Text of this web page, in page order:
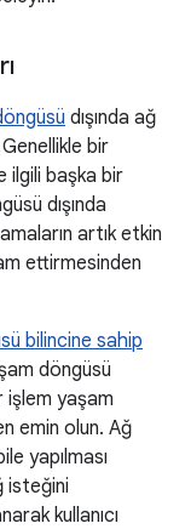
dışında ağ
bir
ilgili başka bir
dışında
artık etkin
ettirmesinden
bilincine sahip
döngüsü
işlem yaşam
emin olun. Ağ
yapılması
isteğini
kullanıcı